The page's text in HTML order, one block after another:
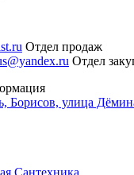
Отдел продаж
Отдел
Борисов, улица
Сантехника